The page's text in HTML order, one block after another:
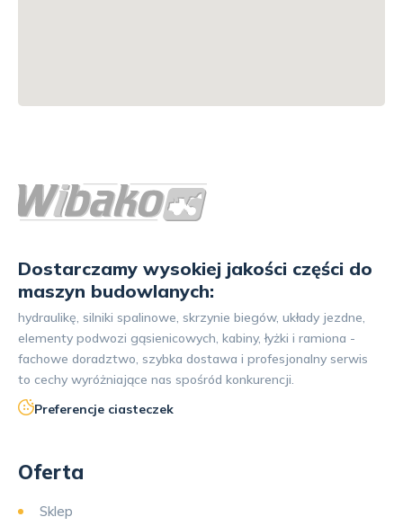
Dostarczamy wysokiej jakości części do
maszyn budowlanych:
hydraulikę, silniki spalinowe, skrzynie biegów, układy jezdne,
elementy podwozi gąsienicowych, kabiny, łyżki i ramiona -
fachowe doradztwo, szybka dostawa i profesjonalny serwis
to cechy wyróżniające nas spośród konkurencji.
Preferencje ciasteczek
Oferta
Sklep